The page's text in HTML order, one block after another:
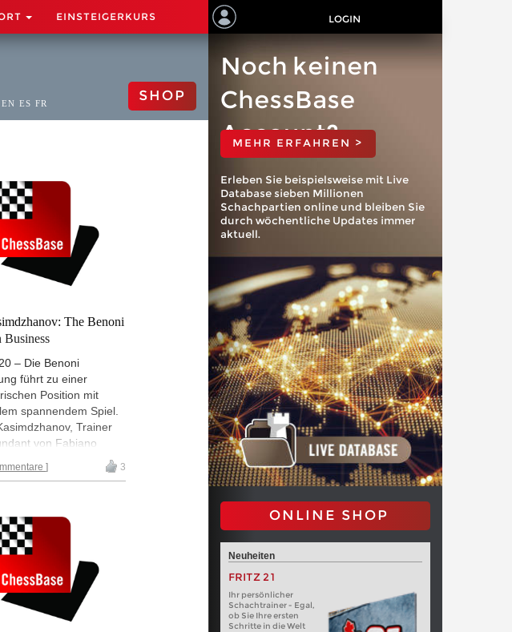
EINSTEIGERKURS LOGIN
EN ES FR SHOP
The Benoni
Business
– Die Benoni
führt zu einer
Position mit
spannendem Spiel.
Trainer
von Fabiano
stellt die Verteidigung
neuen DVD mit großer
3
Noch keinen
ChessBase
Account?
MEHR ERFAHREN >
Erleben Sie beispielsweise mit Live
Database sieben Millionen
Schachpartien online und bleiben Sie
durch wöchentliche Updates immer
aktuell.
ONLINE SHOP
Neuheiten
FRITZ 21
Ihr persönlicher
Schachtrainer - Egal,
ob Sie Ihre ersten
Schritte in die Welt